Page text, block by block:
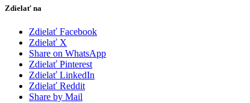
Zdielať na
Zdielať Facebook
Zdielať X
Share on WhatsApp
Zdielať Pinterest
Zdielať LinkedIn
Zdielať Reddit
Share by Mail